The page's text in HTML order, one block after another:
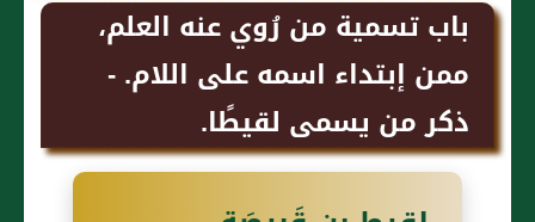
يُسَمَّى قاسمًا، ولا ينسب.
باب تسمية من رُوي عنه العلم،
ممن إبتداء اسمه على اللام. -
ذكر من يسمى لقيطًا.